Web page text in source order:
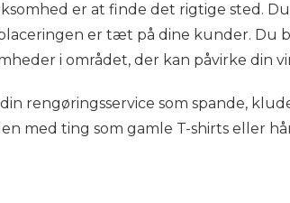
er at finde det rigtige sted.
er tæt på dine kunder. Du
i området, der kan påvirke din
rengøringsservice som spande,
med ting som gamle T-shirts eller